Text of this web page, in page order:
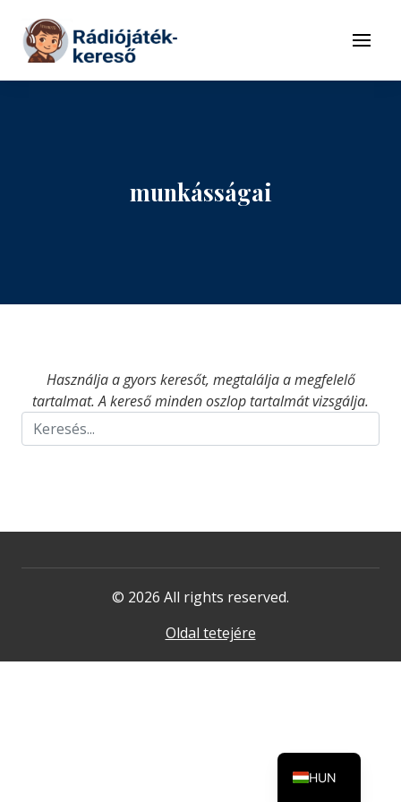
Tovább a tartalomhoz
Menü
munkásságai
Használja a gyors keresőt, megtalálja a megfelelő
tartalmat. A kereső minden oszlop tartalmát vizsgálja.
© 2026 All rights reserved.
Oldal tetejére
HUN